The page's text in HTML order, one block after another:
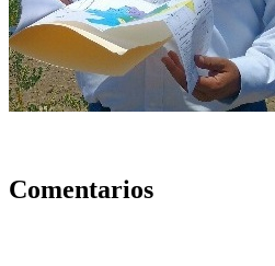
Comentarios